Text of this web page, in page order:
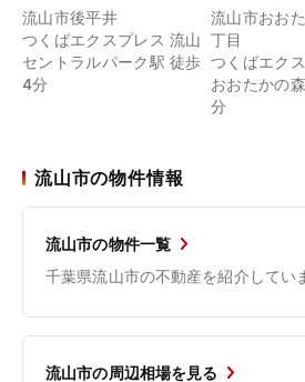
流山市後平井
つくばエクスプレス 流山
セントラルパーク駅 徒歩
4分
流山市おお
丁目
つくばエク
おおたかの
分
流山市の物件情報
流山市の物件一覧
千葉県流山市の不動産を紹介してい
流山市の周辺相場を見る